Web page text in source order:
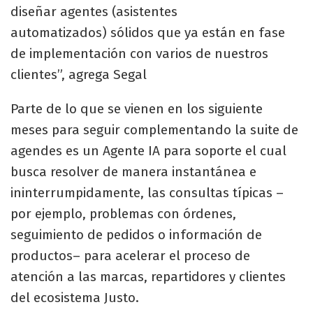
diseñar agentes (asistentes
automatizados) sólidos que ya están en fase
de implementación con varios de nuestros
clientes”, agrega Segal
Parte de lo que se vienen en los siguiente
meses para seguir complementando la suite de
agendes es un Agente IA para soporte el cual
busca resolver de manera instantánea e
ininterrumpidamente, las consultas típicas –
por ejemplo, problemas con órdenes,
seguimiento de pedidos o información de
productos– para acelerar el proceso de
atención a las marcas, repartidores y clientes
del ecosistema Justo.